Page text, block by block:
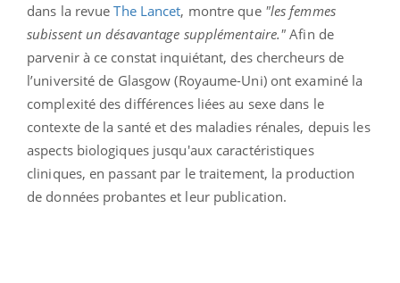
dans la revueThe Lancet, montre que "les femmes
subissent un désavantage supplémentaire." Afin de
parvenir à ce constat inquiétant, des chercheurs de
l’université de Glasgow (Royaume-Uni) ont examiné la
complexité des différences liées au sexe dans le
contexte de la santé et des maladies rénales, depuis les
aspects biologiques jusqu'aux caractéristiques
cliniques, en passant par le traitement, la production
de données probantes et leur publication.